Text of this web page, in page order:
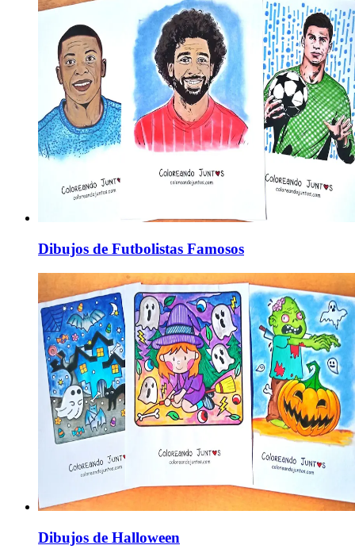
Dibujos de Futbolistas Famosos
Dibujos de Halloween